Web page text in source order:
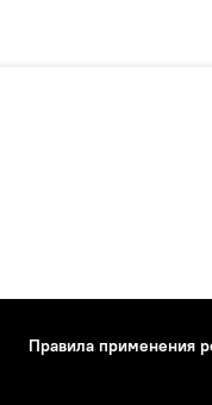
Правила применения